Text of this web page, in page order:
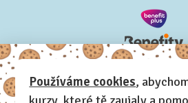
Používáme cookies,